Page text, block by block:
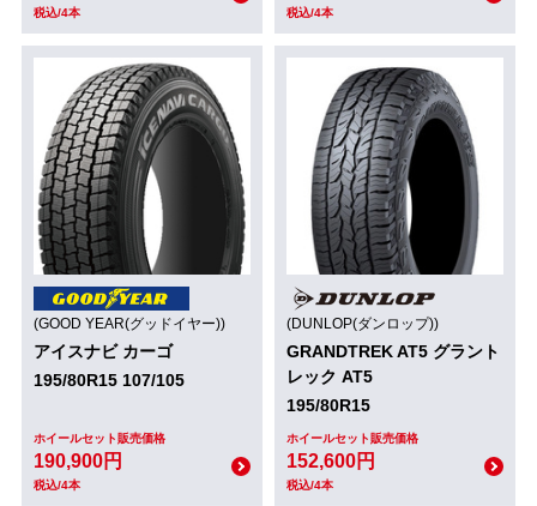
税込/4本 税込/4本
(GOOD YEAR(グッドイヤー))
アイスナビ カーゴ
195/80R15 107/105
ホイールセット販売価格
190,900円
税込/4本
(DUNLOP(ダンロップ))
GRANDTREK AT5 グラント
レック AT5
195/80R15
ホイールセット販売価格
152,600円
税込/4本